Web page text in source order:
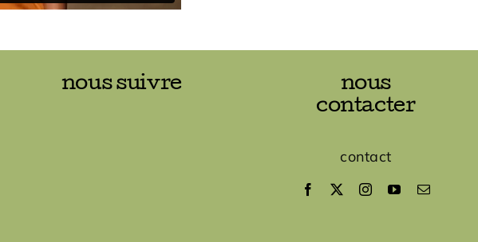
nous suivre
nous
contacter
contact